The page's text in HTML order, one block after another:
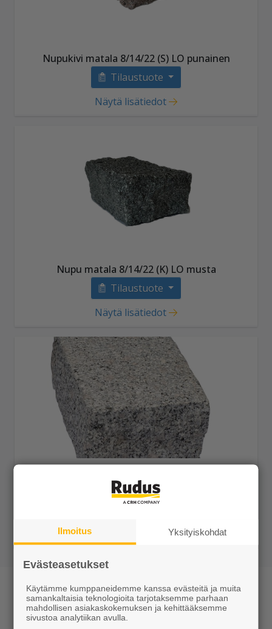
Nupukivi matala 8/14/22 (S) LO punainen
Tilaustuote
Näytä lisätiedot
Nupu matala 8/14/22 (K) LO musta
Tilaustuote
Näytä lisätiedot
Nupukivi matala 140x80x220 (K) RPH harmaa
Tilaustuote
Nupukivi
Nupukivet ovat graniitista lohkomalla valmistettavia
päällystekiviä. Nupukivi sopii myös reunuksiin. Kiven
Ilmoitus Yksityiskohdat
Evästeasetukset
Käytämme kumppaneidemme kanssa evästeitä ja muita
samankaltaisia teknologioita tarjotaksemme parhaan
mahdollisen asiakaskokemuksen ja kehittääksemme
sivustoa analytiikan avulla.